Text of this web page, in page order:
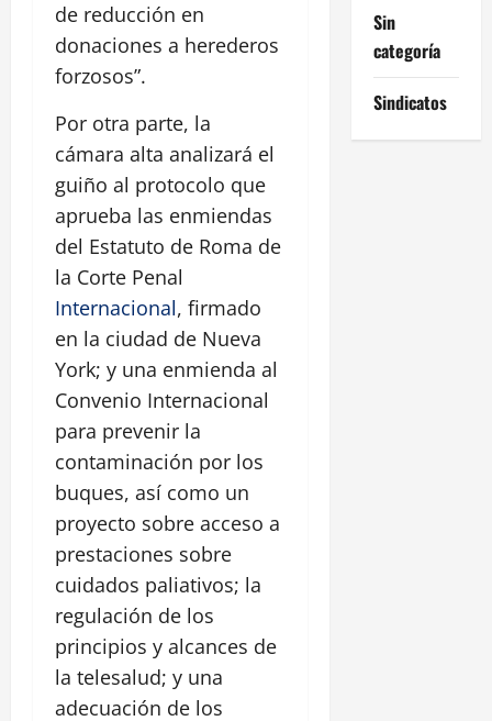
de reducción en
donaciones a herederos
forzosos”.
Por otra parte, la
cámara alta analizará el
guiño al protocolo que
aprueba las enmiendas
del Estatuto de Roma de
la Corte Penal
Internacional, firmado
en la ciudad de Nueva
York; y una enmienda al
Convenio Internacional
para prevenir la
contaminación por los
buques, así como un
proyecto sobre acceso a
prestaciones sobre
cuidados paliativos; la
regulación de los
principios y alcances de
la telesalud; y una
adecuación de los
Sin
categoría
Sindicatos